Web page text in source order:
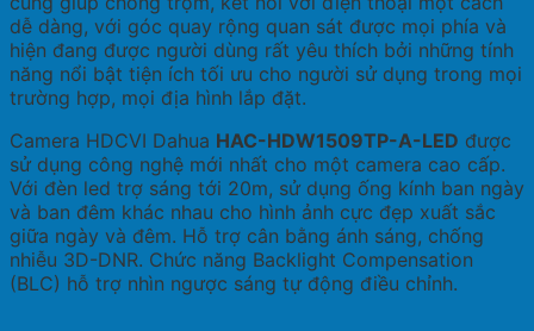
dễ dàng, với góc quay rộng quan sát được mọi phía và
hiện đang được người dùng rất yêu thích bởi những tính
năng nổi bật tiện ích tối ưu cho người sử dụng trong mọi
trường hợp, mọi địa hình lắp đặt.
Camera HDCVI Dahua HAC-HDW1509TP-A-LED được
sử dụng công nghệ mới nhất cho một camera cao cấp.
Với đèn led trợ sáng tới 20m, sử dụng ống kính ban ngày
và ban đêm khác nhau cho hình ảnh cực đẹp xuất sắc
giữa ngày và đêm. Hỗ trợ cân bằng ánh sáng, chống
nhiễu 3D-DNR. Chức năng Backlight Compensation
(BLC) hỗ trợ nhìn ngược sáng tự động điều chỉnh.